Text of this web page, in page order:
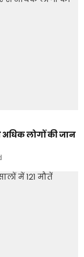
अधिक लोगों की जान